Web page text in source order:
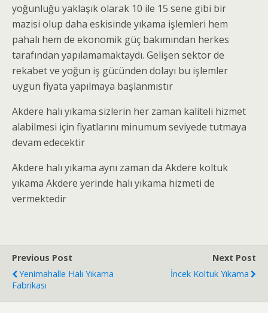
yoğunluğu yaklaşık olarak 10 ile 15 sene gibi bir
mazisi olup daha eskisinde yıkama işlemleri hem
pahalı hem de ekonomik güç bakımından herkes
tarafından yapılamamaktaydı. Gelişen sektor de
rekabet ve yoğun iş gücünden dolayı bu işlemler
uygun fiyata yapılmaya başlanmıstır
Akdere halı yıkama sizlerin her zaman kaliteli hizmet
alabilmesi için fiyatlarını minumum seviyede tutmaya
devam edecektir
Akdere halı yıkama aynı zaman da Akdere koltuk
yıkama Akdere yerinde halı yıkama hizmeti de
vermektedir
Previous Post
Yenimahalle Halı Yıkama
Fabrikası
Next Post
İncek Koltuk Yıkama